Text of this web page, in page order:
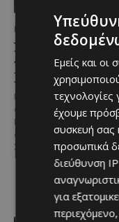
ΜΈΝΟΥΜΕ
Νέος Γενικός
του Hilton
Ilio Rodoni
Καθήκοντα Γενικού
στο Hilton Nicosia
Ilio Rodoni, παίρνοντας τη
σκυτάλη από τον κ. Εύρο
Στυλιανού,...
Εμείς και οι
έχουμε
συσκευή σας
προσωπικά
διεύθυνση
για